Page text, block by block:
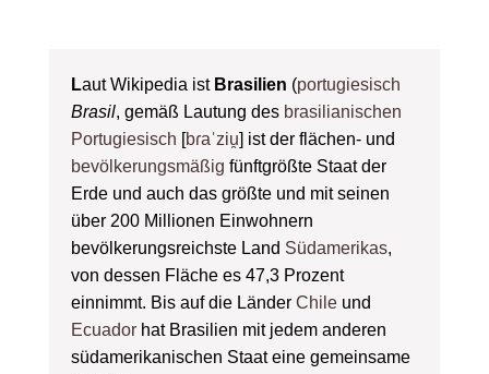
Laut Wikipedia istBrasilien (portugiesisch
Brasil, gemäß Lautung des brasilianischen
Portugiesisch [bɾaˈziu̯] ist der flächen- und
bevölkerungsmäßig fünftgrößte Staat der
Erde und auch das größte und mit seinen
über 200 Millionen Einwohnern
bevölkerungsreichste Land Südamerikas,
von dessen Fläche es 47,3 Prozent
einnimmt. Bis auf die Länder Chile und
Ecuador hat Brasilien mit jedem anderen
südamerikanischen Staat eine gemeinsame